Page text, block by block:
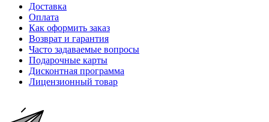
Доставка
Оплата
Как оформить заказ
Возврат и гарантия
Часто задаваемые вопросы
Подарочные карты
Дисконтная программа
Лицензионный товар